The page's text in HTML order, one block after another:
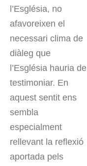
l’Església, no
afavoreixen el
necessari clima de
diàleg que
l’Església hauria de
testimoniar. En
aquest sentit ens
sembla
especialment
rellevant la reflexió
aportada pels